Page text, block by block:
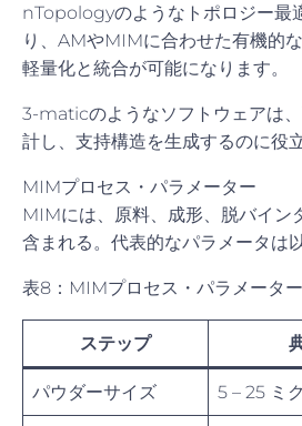
nTopologyのようなトポロジー最
り、AMやMIMに合わせた有機的
軽量化と統合が可能になります。
3-maticのようなソフトウェアは
計し、支持構造を生成するのに役立
MIMプロセス・パラメーター
MIMには、原料、成形、脱バイン
含まれる。代表的なパラメータは
表8：MIMプロセス・パラメーター
ステップ
パウダーサイズ 5 – 25 ミ